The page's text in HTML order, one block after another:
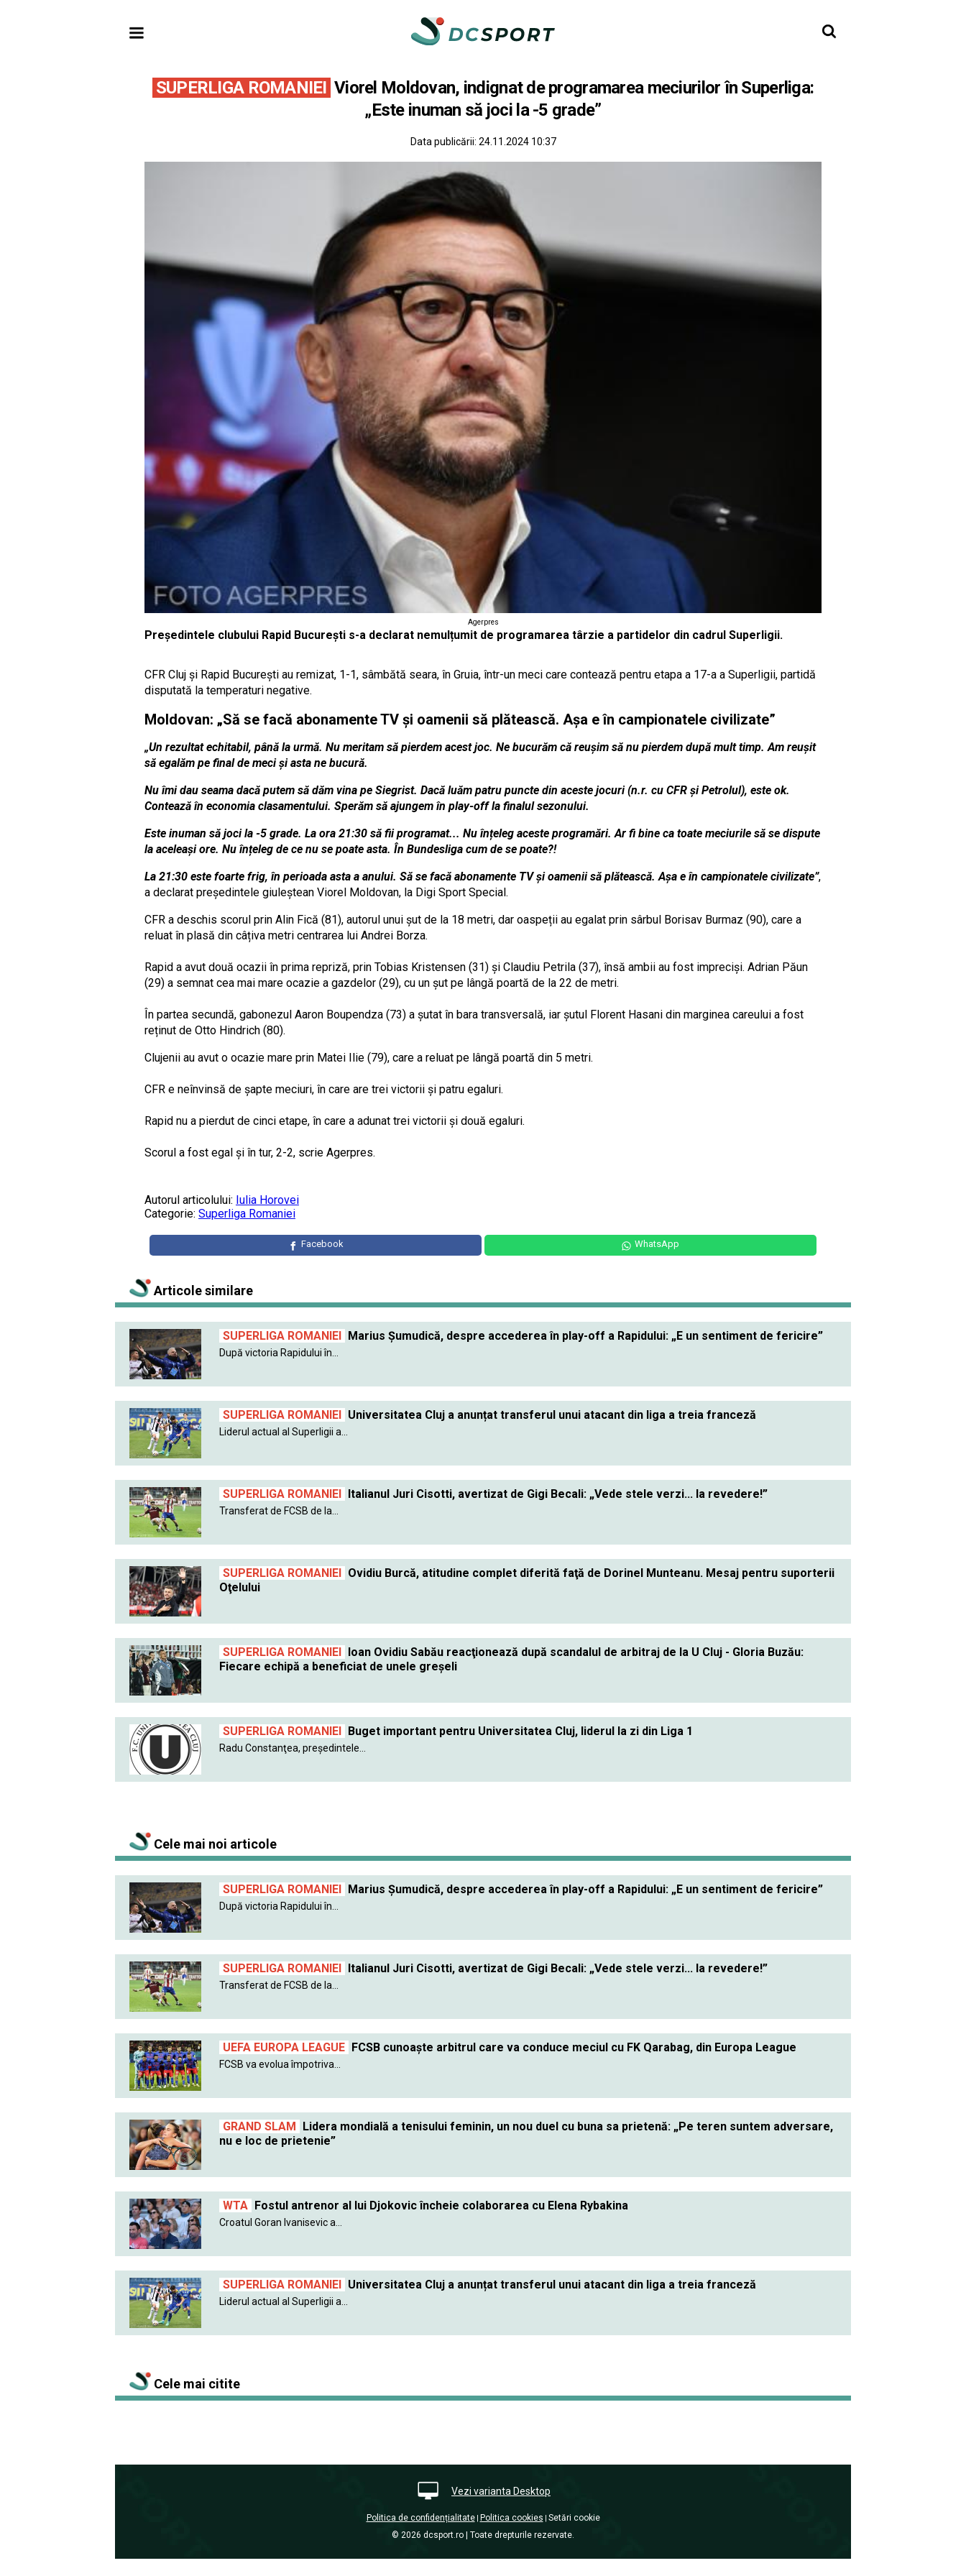
SUPERLIGA ROMANIEI Viorel Moldovan, indignat de programarea meciurilor în Superliga:
„Este inuman să joci la -5 grade”
Data publicării: 24.11.2024 10:37
Agerpres
Președintele clubului Rapid București s-a declarat nemulțumit de programarea târzie a partidelor din cadrul Superligii.
CFR Cluj și Rapid București au remizat, 1-1, sâmbătă seara, în Gruia, într-un meci care contează pentru etapa a 17-a a Superligii, partidă
disputată la temperaturi negative.
Moldovan: „Să se facă abonamente TV și oamenii să plătească. Așa e în campionatele civilizate”
„Un rezultat echitabil, până la urmă. Nu meritam să pierdem acest joc. Ne bucurăm că reușim să nu pierdem după mult timp. Am reușit
să egalăm pe final de meci și asta ne bucură.
Nu îmi dau seama dacă putem să dăm vina pe Siegrist. Dacă luăm patru puncte din aceste jocuri (n.r. cu CFR și Petrolul), este ok.
Contează în economia clasamentului. Sperăm să ajungem în play-off la finalul sezonului.
Este inuman să joci la -5 grade. La ora 21:30 să fii programat... Nu înțeleg aceste programări. Ar fi bine ca toate meciurile să se dispute
la aceleași ore. Nu înțeleg de ce nu se poate asta. În Bundesliga cum de se poate?!
La 21:30 este foarte frig, în perioada asta a anului. Să se facă abonamente TV și oamenii să plătească. Așa e în campionatele civilizate”,
a declarat președintele giuleștean Viorel Moldovan, la Digi Sport Special.
CFR a deschis scorul prin Alin Fică (81), autorul unui șut de la 18 metri, dar oaspeții au egalat prin sârbul Borisav Burmaz (90), care a
reluat în plasă din câțiva metri centrarea lui Andrei Borza.
Rapid a avut două ocazii în prima repriză, prin Tobias Kristensen (31) și Claudiu Petrila (37), însă ambii au fost impreciși. Adrian Păun
(29) a semnat cea mai mare ocazie a gazdelor (29), cu un șut pe lângă poartă de la 22 de metri.
În partea secundă, gabonezul Aaron Boupendza (73) a șutat în bara transversală, iar șutul Florent Hasani din marginea careului a fost
reținut de Otto Hindrich (80).
Clujenii au avut o ocazie mare prin Matei Ilie (79), care a reluat pe lângă poartă din 5 metri.
CFR e neînvinsă de șapte meciuri, în care are trei victorii și patru egaluri.
Rapid nu a pierdut de cinci etape, în care a adunat trei victorii și două egaluri.
Scorul a fost egal și în tur, 2-2, scrie Agerpres.
Autorul articolului: Iulia Horovei
Categorie: Superliga Romaniei
Facebook WhatsApp
Articole similare
SUPERLIGA ROMANIEI Marius Șumudică, despre accederea în play-off a Rapidului: „E un sentiment de fericire”
După victoria Rapidului în...
SUPERLIGA ROMANIEI Universitatea Cluj a anunțat transferul unui atacant din liga a treia franceză
Liderul actual al Superligii a...
SUPERLIGA ROMANIEI Italianul Juri Cisotti, avertizat de Gigi Becali: „Vede stele verzi... la revedere!”
Transferat de FCSB de la...
SUPERLIGA ROMANIEI Ovidiu Burcă, atitudine complet diferită faţă de Dorinel Munteanu. Mesaj pentru suporterii
Oţelului
SUPERLIGA ROMANIEI Ioan Ovidiu Sabău reacţionează după scandalul de arbitraj de la U Cluj - Gloria Buzău:
Fiecare echipă a beneficiat de unele greşeli
SUPERLIGA ROMANIEI Buget important pentru Universitatea Cluj, liderul la zi din Liga 1
Radu Constanţea, preşedintele...
Cele mai noi articole
SUPERLIGA ROMANIEI Marius Șumudică, despre accederea în play-off a Rapidului: „E un sentiment de fericire”
După victoria Rapidului în...
SUPERLIGA ROMANIEI Italianul Juri Cisotti, avertizat de Gigi Becali: „Vede stele verzi... la revedere!”
Transferat de FCSB de la...
UEFA EUROPA LEAGUE FCSB cunoaște arbitrul care va conduce meciul cu FK Qarabag, din Europa League
FCSB va evolua împotriva...
GRAND SLAM Lidera mondială a tenisului feminin, un nou duel cu buna sa prietenă: „Pe teren suntem adversare,
nu e loc de prietenie”
WTA Fostul antrenor al lui Djokovic încheie colaborarea cu Elena Rybakina
Croatul Goran Ivanisevic a...
SUPERLIGA ROMANIEI Universitatea Cluj a anunțat transferul unui atacant din liga a treia franceză
Liderul actual al Superligii a...
Cele mai citite
Vezi varianta Desktop
Politica de confidențialitate| Politica cookies Setări cookie
© 2026 dcsport.ro | Toate drepturile rezervate.